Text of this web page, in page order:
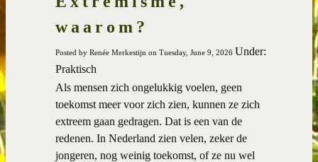
waarom?
Posted by Renée Merkestijn on Tuesday, June 9, 2026 Under:
Praktisch
Als mensen zich ongelukkig voelen, geen
toekomst meer voor zich zien, kunnen ze zich
extreem gaan gedragen. Dat is een van de
redenen. In Nederland zien velen, zeker de
jongeren, nog weinig toekomst, of ze nu wel